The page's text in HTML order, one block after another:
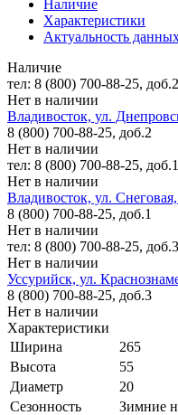
Наличие
Характеристики
Актуальность
Наличие
тел: 8 (800) 700-88-25, доб.2
Нет в наличии
Владивосток, ул.
8 (800) 700-88-25, доб.2
Нет в наличии
тел: 8 (800) 700-88-25, доб.1
Нет в наличии
Владивосток, ул.
8 (800) 700-88-25, доб.1
Нет в наличии
тел: 8 (800) 700-88-25, доб.3
Нет в наличии
Уссурийск, ул.
8 (800) 700-88-25, доб.3
Нет в наличии
Характеристики
Ширина
265
Высота
55
Диаметр
20
Сезонность
Зимние